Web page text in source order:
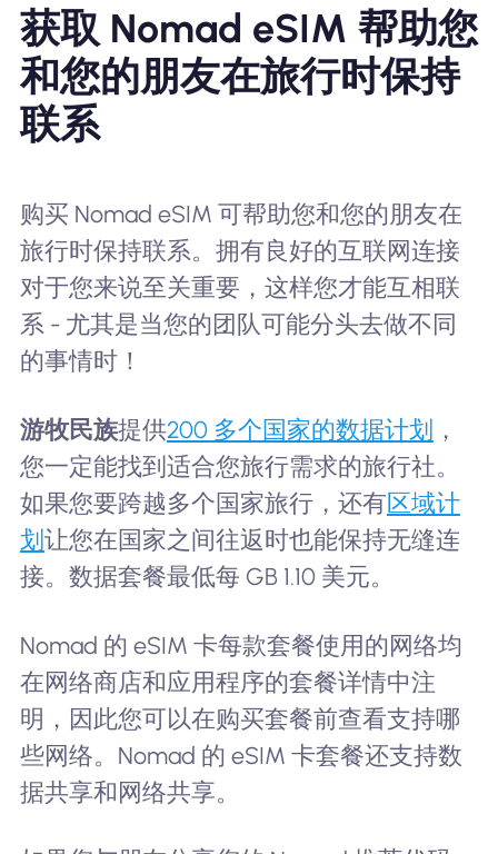
获取 Nomad eSIM 帮助您
和您的朋友在旅行时保持
联系
购买 Nomad eSIM 可帮助您和您的朋友在
旅行时保持联系。拥有良好的互联网连接
对于您来说至关重要，这样您才能互相联
系 - 尤其是当您的团队可能分头去做不同
的事情时！
游牧民族提供200 多个国家的数据计划 ，
您一定能找到适合您旅行需求的旅行社。
如果您要跨越多个国家旅行，还有区域计
划 让您在国家之间往返时也能保持无缝连
接。数据套餐最低每 GB 1.10 美元。
Nomad 的 eSIM 卡每款套餐使用的网络均
在网络商店和应用程序的套餐详情中注
明，因此您可以在购买套餐前查看支持哪
些网络。Nomad 的 eSIM 卡套餐还支持数
据共享和网络共享。